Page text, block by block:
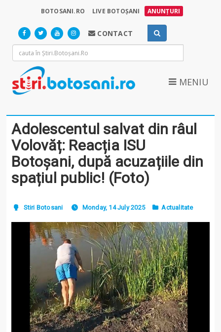
BOTOSANI.RO LIVE BOTOȘANI ANUNȚURI
CONTACT
MENIU
Adolescentul salvat din râul
Volovăț: Reacția ISU
Botoșani, după acuzațiile din
spațiul public! (Foto)
Stiri Botosani Monday, 14 July 2025 Actualitate